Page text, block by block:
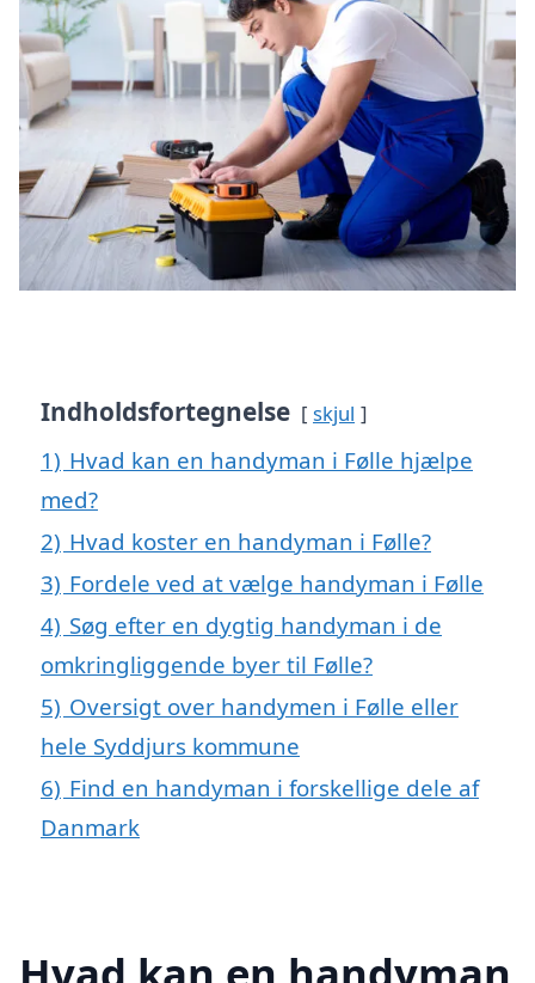
Indholdsfortegnelse skjul
1) Hvad kan en handyman i Følle hjælpe
med?
2) Hvad koster en handyman i Følle?
3) Fordele ved at vælge handyman i Følle
4) Søg efter en dygtig handyman i de
omkringliggende byer til Følle?
5) Oversigt over handymen i Følle eller
hele Syddjurs kommune
6) Find en handyman i forskellige dele af
Danmark